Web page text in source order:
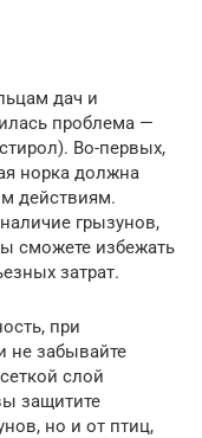
дач и
проблема —
Во-первых,
норка должна
действиям.
грызунов,
сможете избежать
затрат.
при
не забывайте
слой
защитите
но и от птиц,